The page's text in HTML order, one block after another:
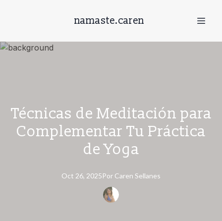
namaste.caren
Técnicas de Meditación para
Complementar Tu Práctica
de Yoga
Oct 26, 2025Por Caren Sellanes